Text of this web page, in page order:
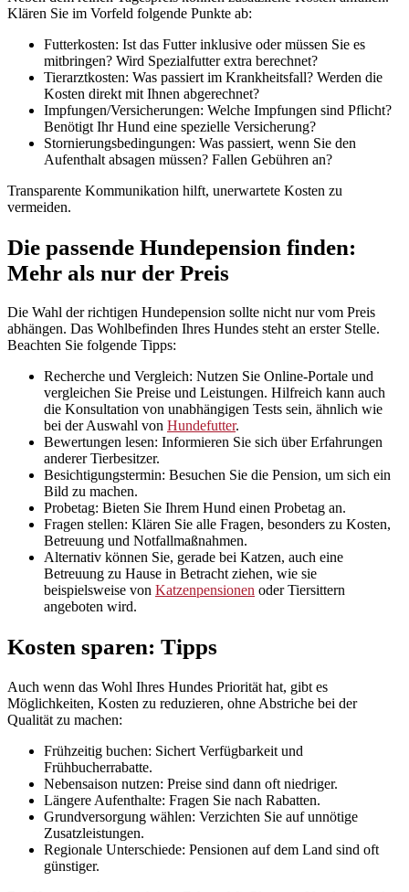
Klären Sie im Vorfeld folgende Punkte ab:
Futterkosten: Ist das Futter inklusive oder müssen Sie es
mitbringen? Wird Spezialfutter extra berechnet?
Tierarztkosten: Was passiert im Krankheitsfall? Werden die
Kosten direkt mit Ihnen abgerechnet?
Impfungen/Versicherungen: Welche Impfungen sind Pflicht?
Benötigt Ihr Hund eine spezielle Versicherung?
Stornierungsbedingungen: Was passiert, wenn Sie den
Aufenthalt absagen müssen? Fallen Gebühren an?
Transparente Kommunikation hilft, unerwartete Kosten zu
vermeiden.
Die passende Hundepension finden:
Mehr als nur der Preis
Die Wahl der richtigen Hundepension sollte nicht nur vom Preis
abhängen. Das Wohlbefinden Ihres Hundes steht an erster Stelle.
Beachten Sie folgende Tipps:
Recherche und Vergleich: Nutzen Sie Online-Portale und
vergleichen Sie Preise und Leistungen. Hilfreich kann auch
die Konsultation von unabhängigen Tests sein, ähnlich wie
bei der Auswahl von Hundefutter.
Bewertungen lesen: Informieren Sie sich über Erfahrungen
anderer Tierbesitzer.
Besichtigungstermin: Besuchen Sie die Pension, um sich ein
Bild zu machen.
Probetag: Bieten Sie Ihrem Hund einen Probetag an.
Fragen stellen: Klären Sie alle Fragen, besonders zu Kosten,
Betreuung und Notfallmaßnahmen.
Alternativ können Sie, gerade bei Katzen, auch eine
Betreuung zu Hause in Betracht ziehen, wie sie
beispielsweise von Katzenpensionen oder Tiersittern
angeboten wird.
Kosten sparen: Tipps
Auch wenn das Wohl Ihres Hundes Priorität hat, gibt es
Möglichkeiten, Kosten zu reduzieren, ohne Abstriche bei der
Qualität zu machen:
Frühzeitig buchen: Sichert Verfügbarkeit und
Frühbucherrabatte.
Nebensaison nutzen: Preise sind dann oft niedriger.
Längere Aufenthalte: Fragen Sie nach Rabatten.
Grundversorgung wählen: Verzichten Sie auf unnötige
Zusatzleistungen.
Regionale Unterschiede: Pensionen auf dem Land sind oft
günstiger.